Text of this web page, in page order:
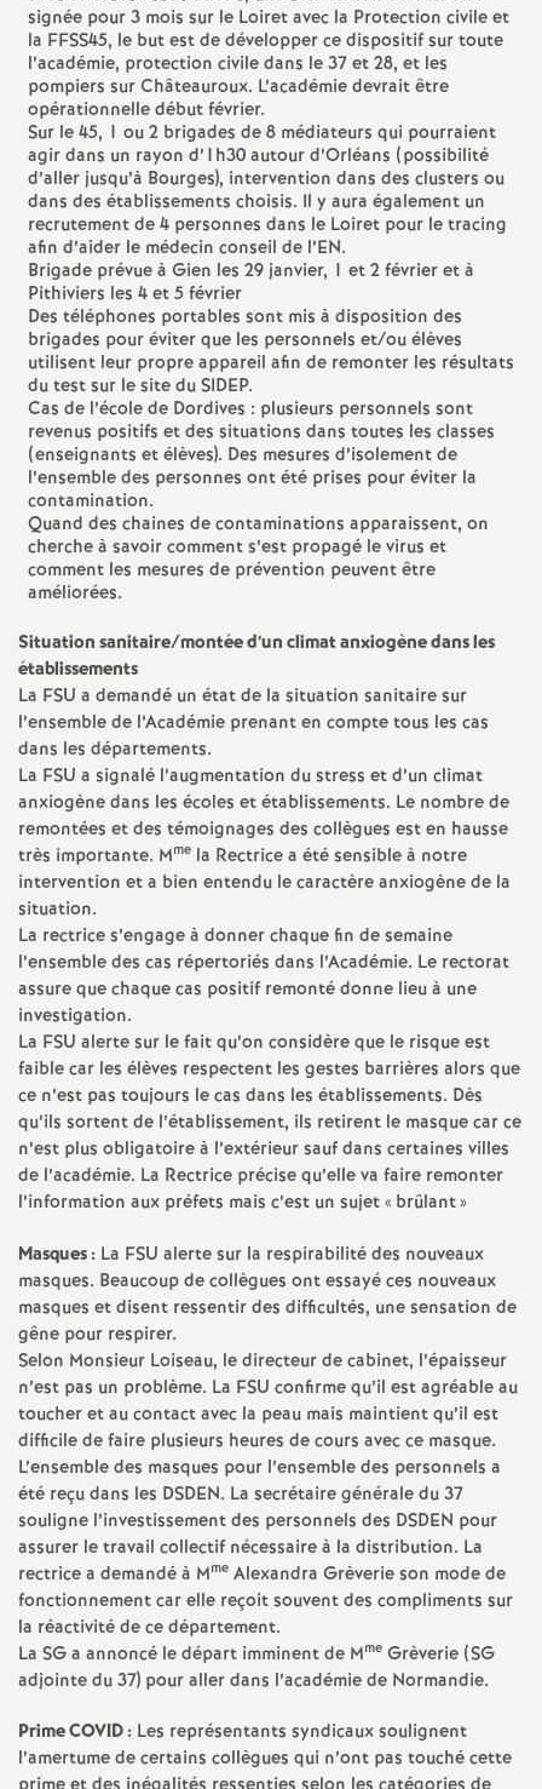
e
S
e
c
o
n
d
d
e
g
r
é
O
r
l
é
a
n
s
T
o
u
r
s
signée pour 3 mois sur le Loiret avec la Protection civile et
la FFSS45, le but est de développer ce dispositif sur toute
l’académie, protection civile dans le 37 et 28, et les
pompiers sur Châteauroux. L’académie devrait être
opérationnelle début février.
Sur le 45, 1 ou 2 brigades de 8 médiateurs qui pourraient
agir dans un rayon d’1h30 autour d’Orléans (possibilité
d’aller jusqu’à Bourges), intervention dans des clusters ou
dans des établissements choisis. Il y aura également un
recrutement de 4 personnes dans le Loiret pour le tracing
afin d’aider le médecin conseil de l’EN.
Brigade prévue à Gien les 29 janvier, 1 et 2 février et à
Pithiviers les 4 et 5 février
Des téléphones portables sont mis à disposition des
brigades pour éviter que les personnels et/ou élèves
utilisent leur propre appareil afin de remonter les résultats
du test sur le site du SIDEP.
Cas de l’école de Dordives : plusieurs personnels sont
revenus positifs et des situations dans toutes les classes
(enseignants et élèves). Des mesures d’isolement de
l’ensemble des personnes ont été prises pour éviter la
contamination.
Quand des chaines de contaminations apparaissent, on
cherche à savoir comment s’est propagé le virus et
comment les mesures de prévention peuvent être
améliorées.
Situation sanitaire/montée d’un climat anxiogène dans les
établissements
La FSU a demandé un état de la situation sanitaire sur
l’ensemble de l’Académie prenant en compte tous les cas
dans les départements.
La FSU a signalé l’augmentation du stress et d’un climat
anxiogène dans les écoles et établissements. Le nombre de
remontées et des témoignages des collègues est en hausse
très importante. Mme la Rectrice a été sensible à notre
intervention et a bien entendu le caractère anxiogène de la
situation.
La rectrice s’engage à donner chaque fin de semaine
l’ensemble des cas répertoriés dans l’Académie. Le rectorat
assure que chaque cas positif remonté donne lieu à une
investigation.
La FSU alerte sur le fait qu’on considère que le risque est
faible car les élèves respectent les gestes barrières alors que
ce n’est pas toujours le cas dans les établissements. Dès
qu’ils sortent de l’établissement, ils retirent le masque car ce
n’est plus obligatoire à l’extérieur sauf dans certaines villes
de l’académie. La Rectrice précise qu’elle va faire remonter
l’information aux préfets mais c’est un sujet «brûlant»
Masques : La FSU alerte sur la respirabilité des nouveaux
masques. Beaucoup de collègues ont essayé ces nouveaux
masques et disent ressentir des difficultés, une sensation de
gêne pour respirer.
Selon Monsieur Loiseau, le directeur de cabinet, l’épaisseur
n’est pas un problème. La FSU confirme qu’il est agréable au
toucher et au contact avec la peau mais maintient qu’il est
difficile de faire plusieurs heures de cours avec ce masque.
L’ensemble des masques pour l’ensemble des personnels a
été reçu dans les DSDEN. La secrétaire générale du 37
souligne l’investissement des personnels des DSDEN pour
assurer le travail collectif nécessaire à la distribution. La
rectrice a demandé à Mme Alexandra Grèverie son mode de
fonctionnement car elle reçoit souvent des compliments sur
la réactivité de ce département.
La SG a annoncé le départ imminent de Mme Grèverie (SG
adjointe du 37) pour aller dans l’académie de Normandie.
Prime COVID : Les représentants syndicaux soulignent
l’amertume de certains collègues qui n’ont pas touché cette